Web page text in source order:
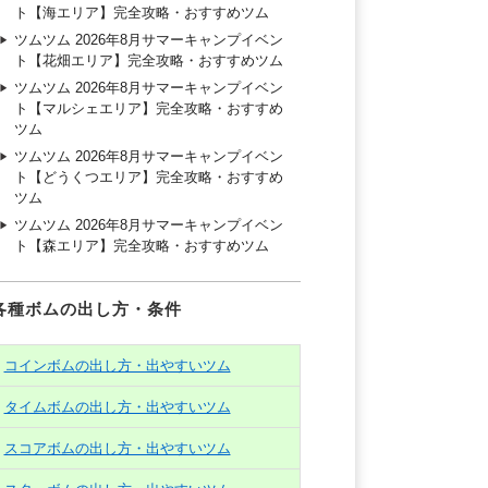
ト【海エリア】完全攻略・おすすめツム
ツムツム 2026年8月サマーキャンプイベン
ト【花畑エリア】完全攻略・おすすめツム
ツムツム 2026年8月サマーキャンプイベン
ト【マルシェエリア】完全攻略・おすすめ
ツム
ツムツム 2026年8月サマーキャンプイベン
ト【どうくつエリア】完全攻略・おすすめ
ツム
ツムツム 2026年8月サマーキャンプイベン
ト【森エリア】完全攻略・おすすめツム
種ボムの出し方・条件
コインボムの出し方・出やすいツム
タイムボムの出し方・出やすいツム
スコアボムの出し方・出やすいツム